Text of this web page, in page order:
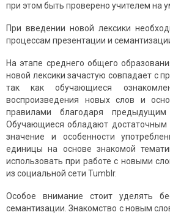
при этом быть проверено учителем на
При введении новой лексики
процессам презентации и
На этапе среднего общего
новой лексики зачастую совпадает с
так как обучающиеся
воспроизведения новых слов и
правилами благодаря предыдущим
Обучающиеся обладают
значение и особенности
единицы на основе знакомой
использовать при работе с новыми
из социальной сети Tumblr.
Особое внимание стоит уделять
семантизации. Знакомство с новым